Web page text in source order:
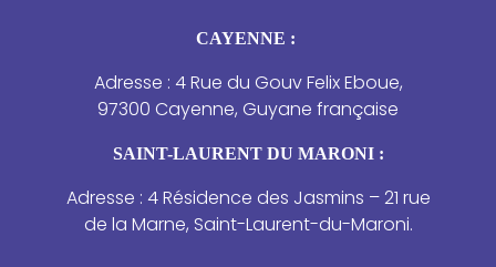
CAYENNE :
Adresse : 4 Rue du Gouv Felix Eboue,
97300 Cayenne, Guyane française
SAINT-LAURENT DU MARONI :
Adresse : 4 Résidence des Jasmins – 21 rue
de la Marne, Saint-Laurent-du-Maroni.